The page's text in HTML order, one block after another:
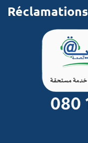
Réclamations